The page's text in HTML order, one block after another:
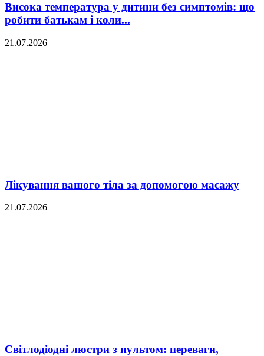
Висока температура у дитини без симптомів: що
робити батькам і коли...
21.07.2026
Лікування вашого тіла за допомогою масажу
21.07.2026
Світлодіодні люстри з пультом: переваги,